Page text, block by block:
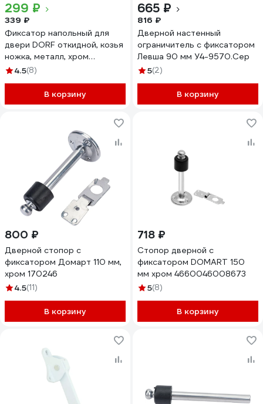
299 ₽
339 ₽
Фиксатор напольный для
двери DORF откидной, козья
ножка, металл, хром
DORF_КН_130_chrome
4.5(8)
В корзину
665 ₽
816 ₽
Дверной настенный
ограничитель с фиксатором
Левша 90 мм У4-9570.Сер
5(2)
В корзину
800 ₽
Дверной стопор с
фиксатором Домарт 110 мм,
хром 170246
4.5(11)
В корзину
718 ₽
Стопор дверной с
фиксатором DOMART 150
мм хром 4660046008673
5(8)
В корзину